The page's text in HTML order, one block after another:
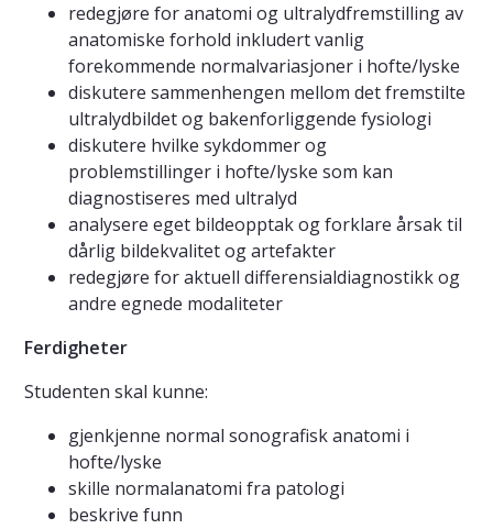
redegjøre for anatomi og ultralydfremstilling av
anatomiske forhold inkludert vanlig
forekommende normalvariasjoner i hofte/lyske
diskutere sammenhengen mellom det fremstilte
ultralydbildet og bakenforliggende fysiologi
diskutere hvilke sykdommer og
problemstillinger i hofte/lyske som kan
diagnostiseres med ultralyd
analysere eget bildeopptak og forklare årsak til
dårlig bildekvalitet og artefakter
redegjøre for aktuell differensialdiagnostikk og
andre egnede modaliteter
Ferdigheter
Studenten skal kunne:
gjenkjenne normal sonografisk anatomi i
hofte/lyske
skille normalanatomi fra patologi
beskrive funn